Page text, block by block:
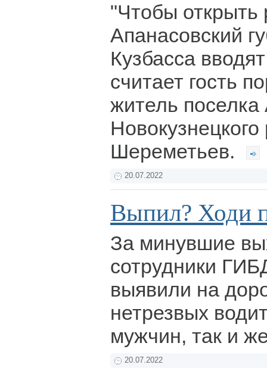
"Чтобы открыть
Апанасовский
Кузбасса
считает гость
житель поселка
Шереметьев.
20.07.2022
Выпил? Ходи
За минувшие
сотрудники
выявили на
нетрезвых
мужчин, так и
20.07.2022